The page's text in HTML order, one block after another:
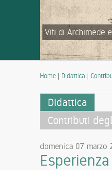
Viti di Archimede
Home | Didattica |
Didattica
Contributi
domenica 07 marzo